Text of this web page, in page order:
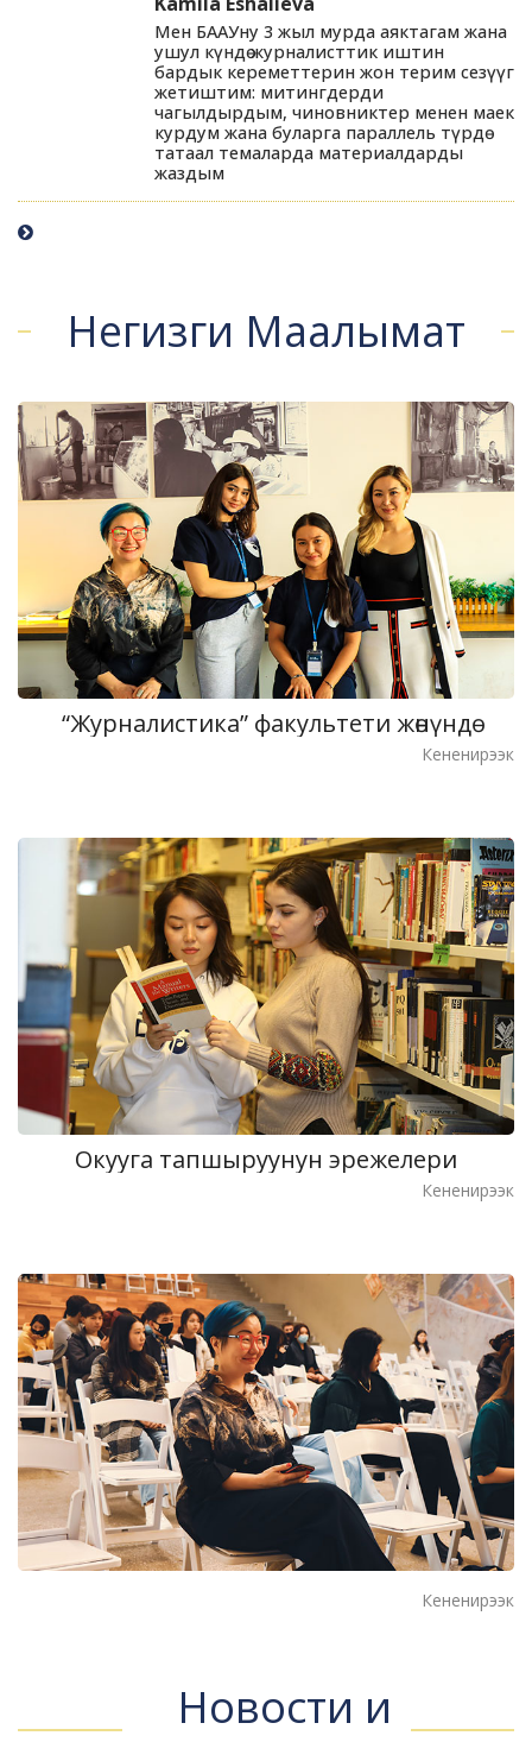
Мен БААУну 3 жыл мурда аяктагам жана
ушул күндө журналисттик иштин
бардык кереметтерин жон терим сезүүгө
жетиштим: митингдерди
чагылдырдым, чиновниктер менен маек
курдум жана буларга параллель түрдө
татаал темаларда материалдарды
жаздым
Негизги Маалымат
“Журналистика” факультети жөнүндө
Кененирээк
Окууга тапшыруунун эрежелери
Кененирээк
Кененирээк
Новости и